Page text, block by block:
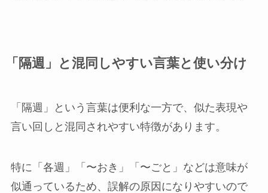
「隔週」と混同しやすい言葉と使い分け
「隔週」という言葉は便利な一方で、似た表現や
言い回しと混同されやすい特徴があります。
特に「各週」「〜おき」「〜ごと」などは意味が
似通っているため、誤解の原因になりやすいので